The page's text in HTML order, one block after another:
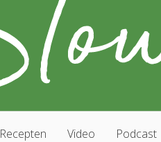
Recepten Video Podcast